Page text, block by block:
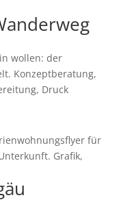
wollen: der
Konzeptberatung,
Druck
für
Grafik,